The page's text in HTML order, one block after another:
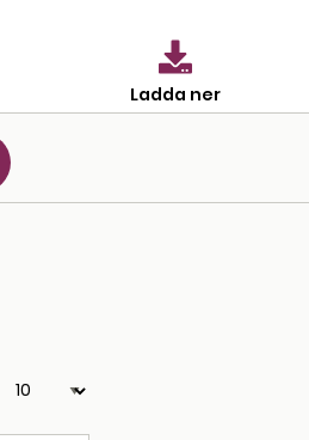
Ladda ner